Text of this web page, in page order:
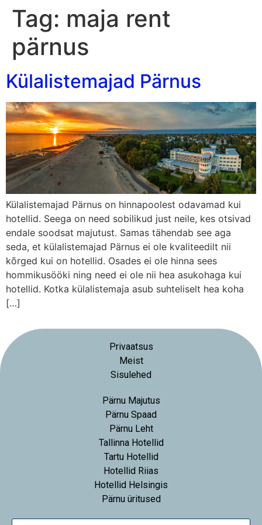
Tag: maja rent
pärnus
Külalistemajad Pärnus
Külalistemajad Pärnus on hinnapoolest odavamad kui
hotellid. Seega on need sobilikud just neile, kes otsivad
endale soodsat majutust. Samas tähendab see aga
seda, et külalistemajad Pärnus ei ole kvaliteedilt nii
kõrged kui on hotellid. Osades ei ole hinna sees
hommikusööki ning need ei ole nii hea asukohaga kui
hotellid. Kotka külalistemaja asub suhteliselt hea koha
[…]
Privaatsus
Meist
Sisulehed
Pärnu Majutus
Pärnu Spaad
Pärnu Leht
Tallinna Hotellid
Tartu Hotellid
Hotellid Riias
Hotellid Helsingis
Pärnu üritused